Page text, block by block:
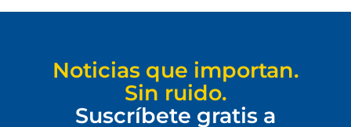
Noticias que importan.
Sin ruido.
Suscríbete gratis a